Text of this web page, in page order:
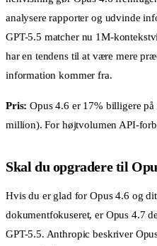
analysere rapporter og udvinde
GPT-5.5 matcher nu 1M-
har en tendens til at være mere
information kommer fra.
Pris: Opus 4.6 er 17% billigere
million). For højtvolumen API-
Skal du opgradere til
Hvis du er glad for Opus 4.6 og
dokumentfokuseret, er Opus 4.7
GPT-5.5. Anthropic beskriver